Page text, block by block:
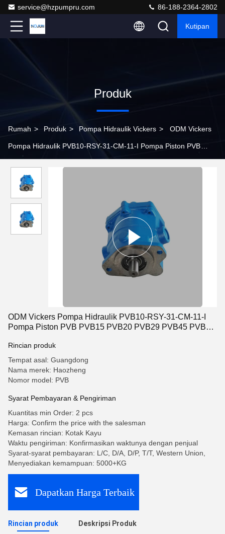
service@hzpumpru.com 86-188-2364-2802
Kutipan
Produk
Rumah > Produk > Pompa Hidraulik Vickers > ODM Vickers
Pompa Hidraulik PVB10-RSY-31-CM-11-I Pompa Piston PVB
Tinggi PVB15RSY30CM11 pemasok Cina
ODM Vickers Pompa Hidraulik PVB10-RSY-31-CM-11-I
Pompa Piston PVB PVB15 PVB20 PVB29 PVB45 PVB90
pemasok Cina
Rincian produk
Tempat asal: Guangdong
Nama merek: Haozheng
Nomor model: PVB
Syarat Pembayaran & Pengiriman
Kuantitas min Order: 2 pcs
Harga: Confirm the price with the salesman
Kemasan rincian: Kotak Kayu
Waktu pengiriman: Konfirmasikan waktunya dengan penjual
Syarat-syarat pembayaran: L/C, D/A, D/P, T/T, Western Union,
Menyediakan kemampuan: 5000+KG
Dapatkan Harga Terbaik
Rincian produk Deskripsi Produk